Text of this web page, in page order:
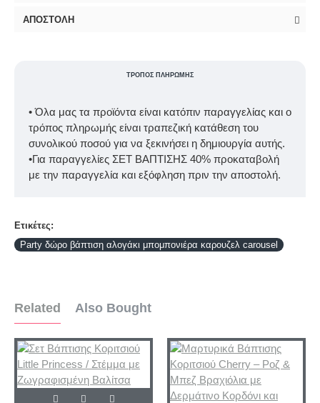
ΑΠΟΣΤΟΛΉ
ΤΡΌΠΟΣ ΠΛΗΡΩΜΉΣ
• Όλα μας τα προϊόντα είναι κατόπιν παραγγελίας και ο
τρόπος πληρωμής είναι τραπεζική κατάθεση του
συνολικού ποσού για να ξεκινήσει η δημιουργία αυτής.
•Για παραγγελίες ΣΕΤ ΒΑΠΤΙΣΗΣ 40% προκαταβολή
με την παραγγελία και εξόφληση πριν την αποστολή.
Ετικέτες:
Party δώρο βάπτιση αλογάκι μπομπονιέρα καρουζελ carousel
Related Also Bought